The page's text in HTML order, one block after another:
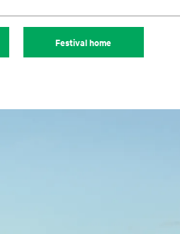
Festival home